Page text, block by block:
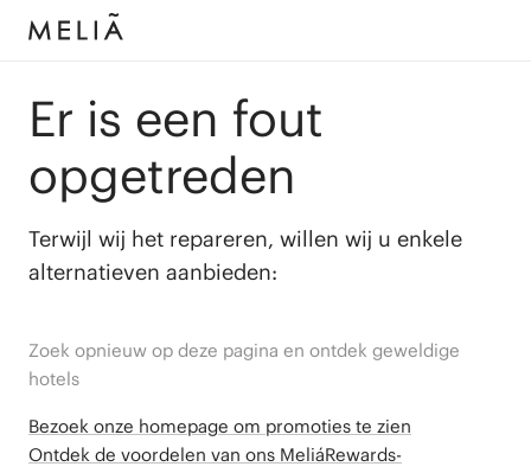
Er is een fout
opgetreden
Terwijl wij het repareren, willen wij u enkele
alternatieven aanbieden:
Zoek opnieuw op deze pagina en ontdek geweldige
hotels
Bezoek onze homepage om promoties te zien
Ontdek de voordelen van ons MeliáRewards-